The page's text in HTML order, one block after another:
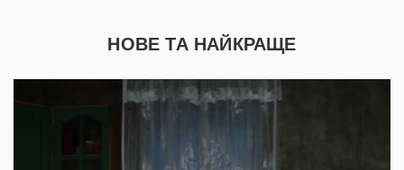
НОВЕ ТА НАЙКРАЩЕ